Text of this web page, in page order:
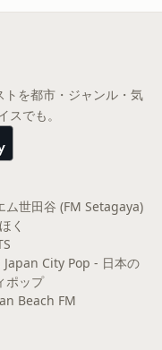
を都市・ジャンル・気
でも。
ム世田谷 (FM Setagaya)
く
Japan City Pop - 日本の
ポップ
Beach FM